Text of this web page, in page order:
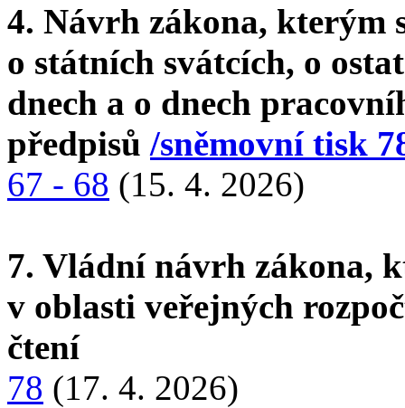
4. Návrh zákona, kterým
o státních svátcích, o
dnech a o dnech
předpisů /sněmovní tisk
67 - 68 (15. 4. 2026)
7. Vládní návrh zákona,
v oblasti veřejných
čtení
78 (17. 4. 2026)